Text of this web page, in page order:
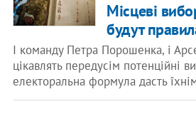
Місцеві
будут
І команду Петра Порошенка, і
цікавлять передусім потенційні
електоральна формула дасть